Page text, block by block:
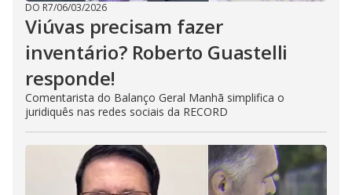
DO R7/06/03/2026
Viúvas precisam fazer
inventário? Roberto Guastelli
responde!
Comentarista do Balanço Geral Manhã simplifica o
juridiquês nas redes sociais da RECORD